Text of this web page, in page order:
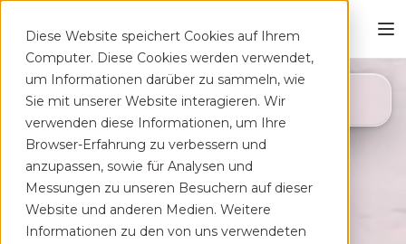
Diese Website speichert Cookies auf Ihrem
Computer. Diese Cookies werden verwendet,
um Informationen darüber zu sammeln, wie
Sie mit unserer Website interagieren. Wir
verwenden diese Informationen, um Ihre
Browser-Erfahrung zu verbessern und
anzupassen, sowie für Analysen und
Messungen zu unseren Besuchern auf dieser
Website und anderen Medien. Weitere
Informationen zu den von uns verwendeten